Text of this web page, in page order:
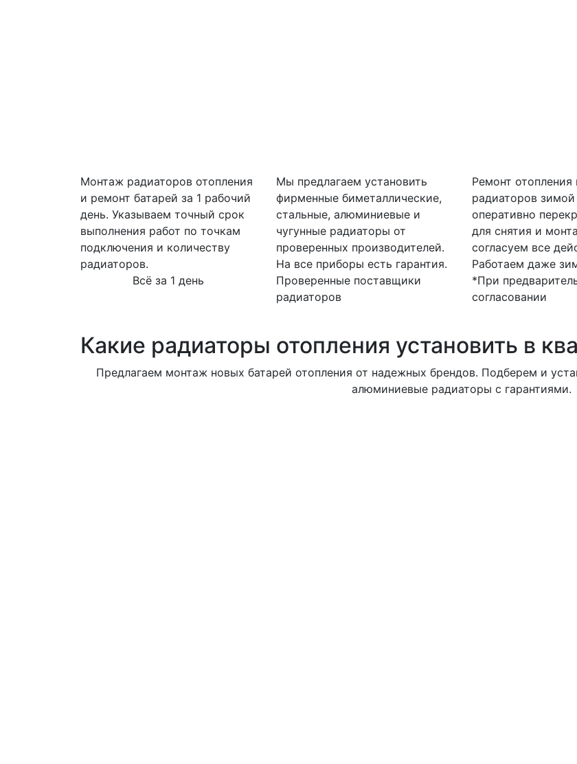
Монтаж радиаторов отопления
и ремонт батарей за 1 рабочий
день. Указываем точный срок
выполнения работ по точкам
подключения и количеству
радиаторов.
Всё за 1 день
Мы предлагаем установить
фирменные биметаллические,
стальные, алюминиевые и
чугунные радиаторы от
проверенных производителей.
На все приборы есть гарантия.
Проверенные поставщики
радиаторов
Ремонт отопления
радиаторов
оперативно
для снятия и
согласуем все
Работаем даже
*При
согласовании
Какие радиаторы отопления установить в
Предлагаем монтаж новых батарей отопления от надежных брендов. Подберем и
алюминиевые радиаторы с гарантиями.